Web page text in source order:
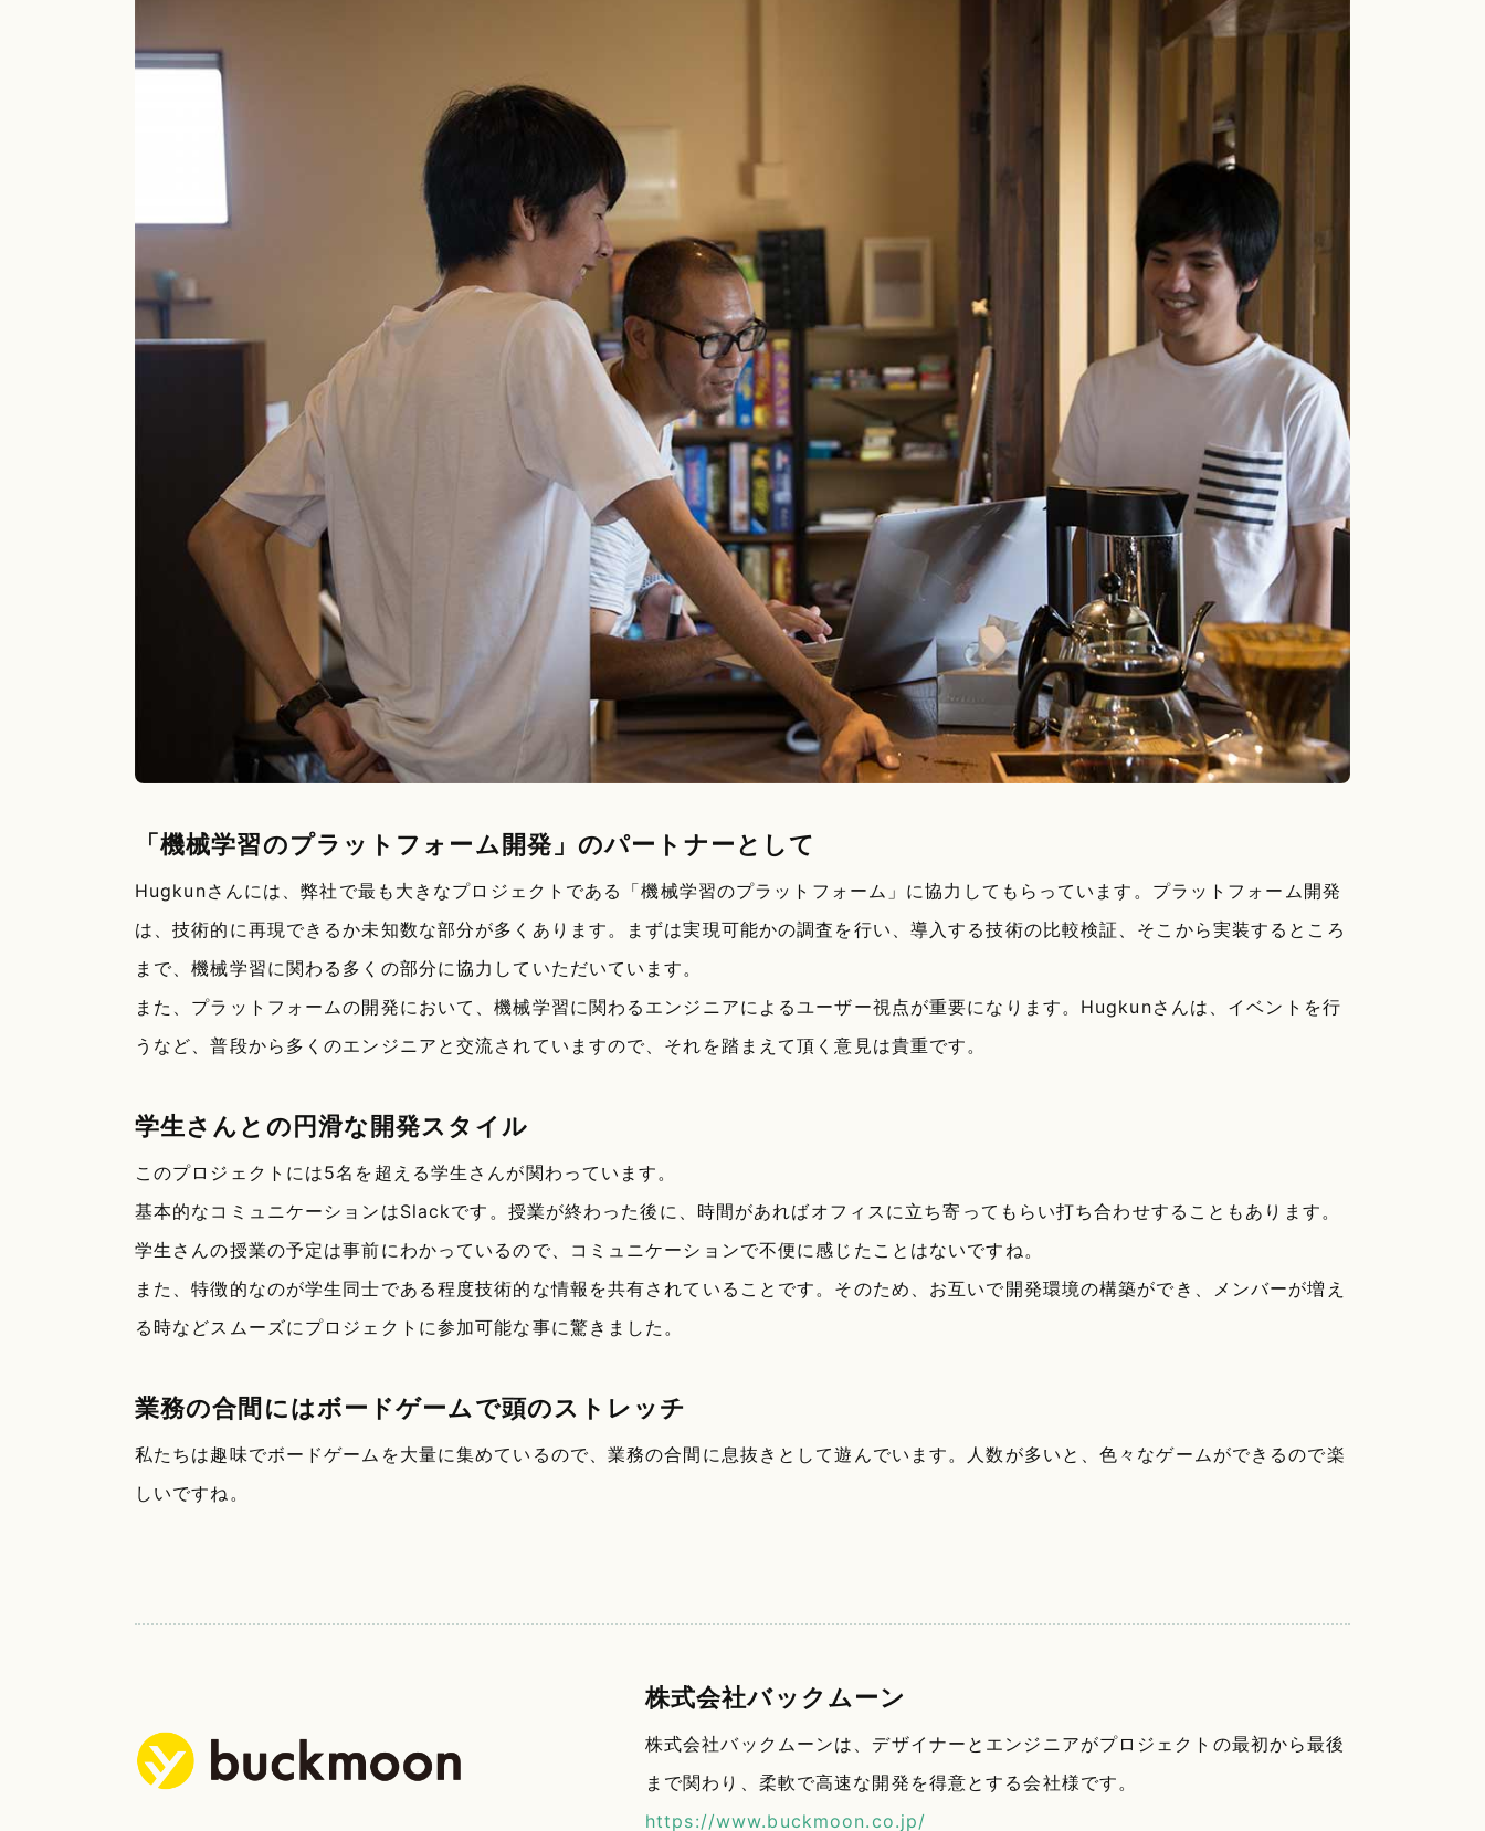
「機械学習のプラットフォーム開発」のパートナーとして
Hugkunさんには、弊社で最も大きなプロジェクトである「機械学習のプラットフォーム」に協力してもらっています。プラットフォーム開発
は、技術的に再現できるか未知数な部分が多くあります。まずは実現可能かの調査を行い、導入する技術の比較検証、そこから実装するところ
まで、機械学習に関わる多くの部分に協力していただいています。
また、プラットフォームの開発において、機械学習に関わるエンジニアによるユーザー視点が重要になります。Hugkunさんは、イベントを行
うなど、普段から多くのエンジニアと交流されていますので、それを踏まえて頂く意見は貴重です。
学生さんとの円滑な開発スタイル
このプロジェクトには5名を超える学生さんが関わっています。
基本的なコミュニケーションはSlackです。授業が終わった後に、時間があればオフィスに立ち寄ってもらい打ち合わせすることもあります。
学生さんの授業の予定は事前にわかっているので、コミュニケーションで不便に感じたことはないですね。
また、特徴的なのが学生同士である程度技術的な情報を共有されていることです。そのため、お互いで開発環境の構築ができ、メンバーが増え
る時などスムーズにプロジェクトに参加可能な事に驚きました。
業務の合間にはボードゲームで頭のストレッチ
私たちは趣味でボードゲームを大量に集めているので、業務の合間に息抜きとして遊んでいます。人数が多いと、色々なゲームができるので楽
しいですね。
株式会社バックムーン
株式会社バックムーンは、デザイナーとエンジニアがプロジェクトの最初から最後
まで関わり、柔軟で高速な開発を得意とする会社様です。
https://www.buckmoon.co.jp/